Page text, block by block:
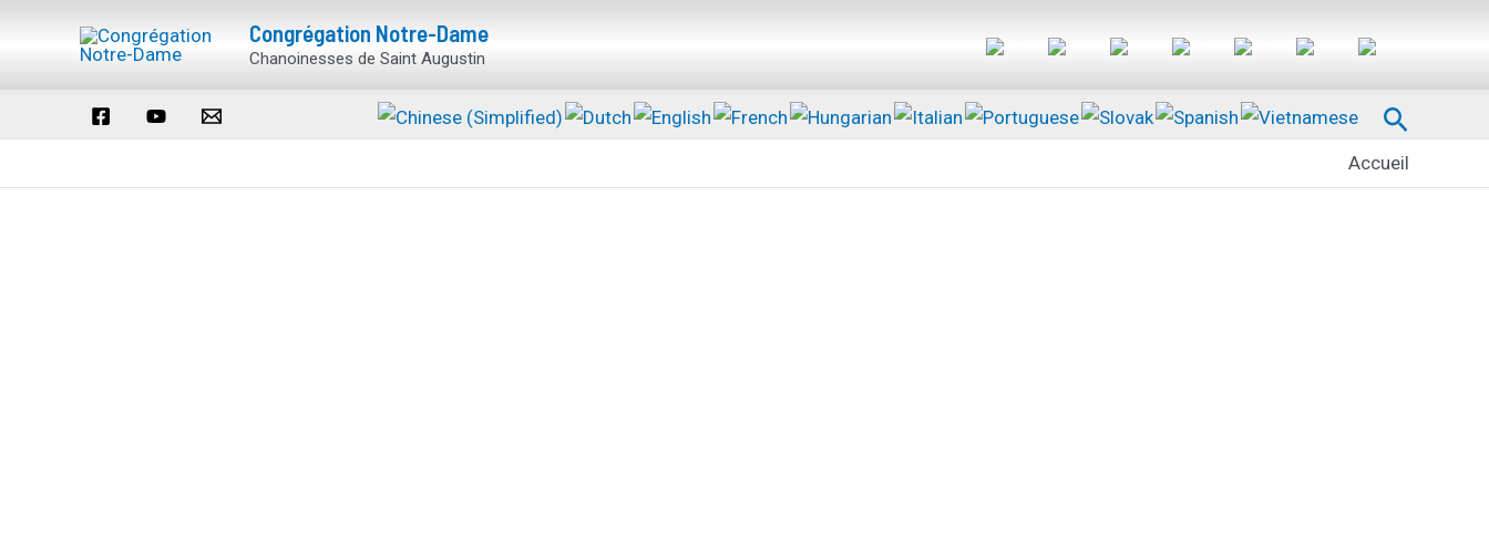
Congrégation Notre-Dame
Chanoinesses de Saint Augustin
Accueil